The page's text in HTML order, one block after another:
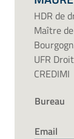
HDR de
Maître
UFR
CREDIMI
Bureau
Email